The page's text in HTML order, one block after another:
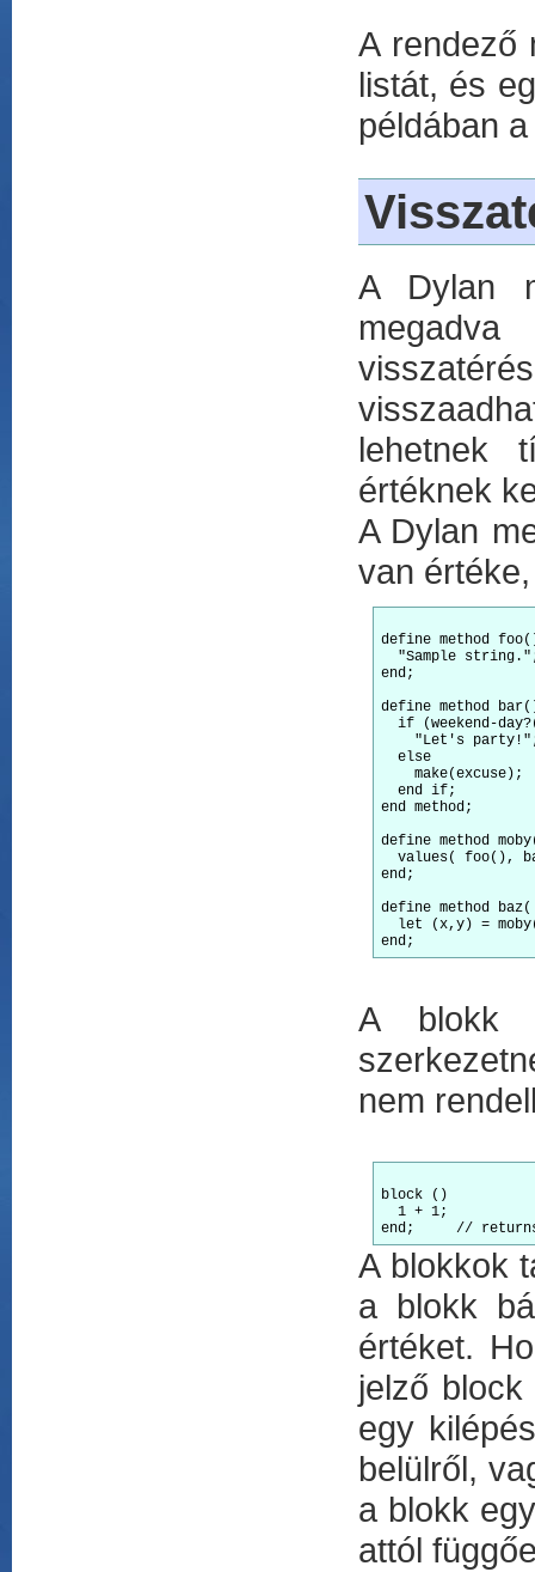
A rendező
listát, és
példában
A Dylan
lehetnek
értéknek
A Dylan
van
define method
"Sample
end;
define method
if (weekend-
"Let's
  else
make(excuse);
  end if;
end method;
define method
values( foo(),
end;
define method
let (x,y) =
A blokk
nem
block ()
  1 + 1;
A blokkok
a blokk
értéket.
jelző
egy
belülről,
a blokk
attól